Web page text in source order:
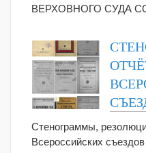
ВЕРХОВНОГО СУДА
Стенограммы,
Всероссийских